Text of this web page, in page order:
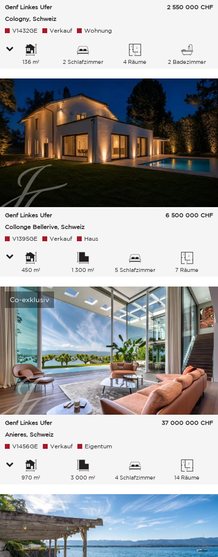
Genf Linkes Ufer
Cologny, Schweiz
2 550 000 CHF
V1432GE Verkauf Wohnung
136 m² 2 Schlafzimmer 4 Räume 2 Badezimmer
Genf Linkes Ufer
Collonge Bellerive, Schweiz
6 500 000 CHF
V1395GE Verkauf Haus
450 m² 1 300 m² 5 Schlafzimmer 7 Räume
Co-exklusiv
Genf Linkes Ufer
Anieres, Schweiz
37 000 000 CHF
V1456GE Verkauf Eigentum
970 m² 3 000 m² 4 Schlafzimmer 14 Räume